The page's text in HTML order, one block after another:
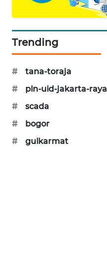
Trending
#
tana-toraja
#
pln-uid-jakarta-raya
#
scada
#
bogor
#
gulkarmat
SIDIKALANG
NEWS
SIBARAGAS
METRO
SIANTAR
METRO